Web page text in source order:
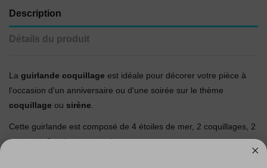
Description
Détails du produit
La guirlande coquillage est idéale pour décorer votre pièce à
l'occasion d'un anniversaire ou d'une soirée sur le thème
coquillage ou sirène
Cette guirlande est composé de 4 étoiles de mer, 2 coquillages, 2
coraux et 3 poissons narvals.